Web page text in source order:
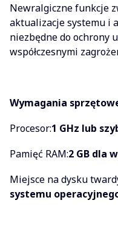
Newralgiczne funkcje
aktualizacje systemu i
niezbędne do ochrony
współczesnymi
Wymagania
Procesor:1 GHz lub
Pamięć RAM:2 GB dla
Miejsce na dysku
systemu